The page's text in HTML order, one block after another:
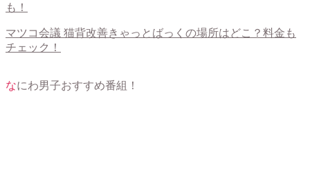
も！
マツコ会議 猫背改善きゃっとばっくの場所はどこ？料金も
チェック！
なにわ男子おすすめ番組！